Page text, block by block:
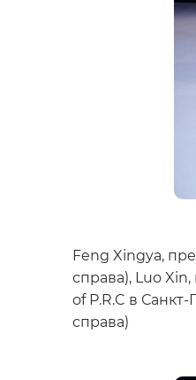
Feng Xingya,
справа), Luo
of P.R.C в
справа)